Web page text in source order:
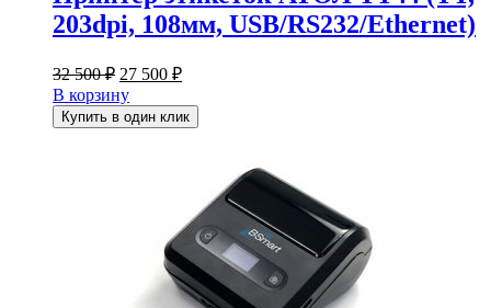
203dpi, 108мм, USB/RS232/Ethernet)
32 500₽ Первоначальная
цена
составляла
32
27 500 ₽Текущая
27
500 ₽.
В корзину
Купить в один клик